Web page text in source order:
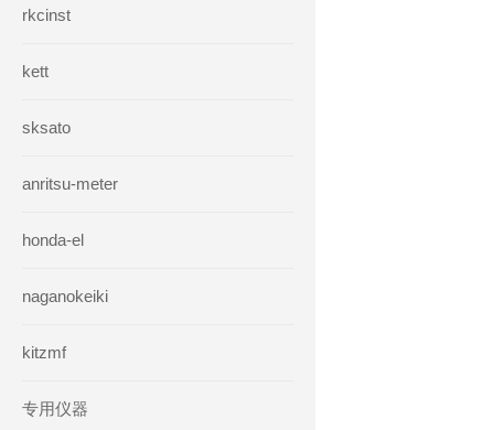
rkcinst
kett
sksato
anritsu-meter
honda-el
naganokeiki
kitzmf
专用仪器